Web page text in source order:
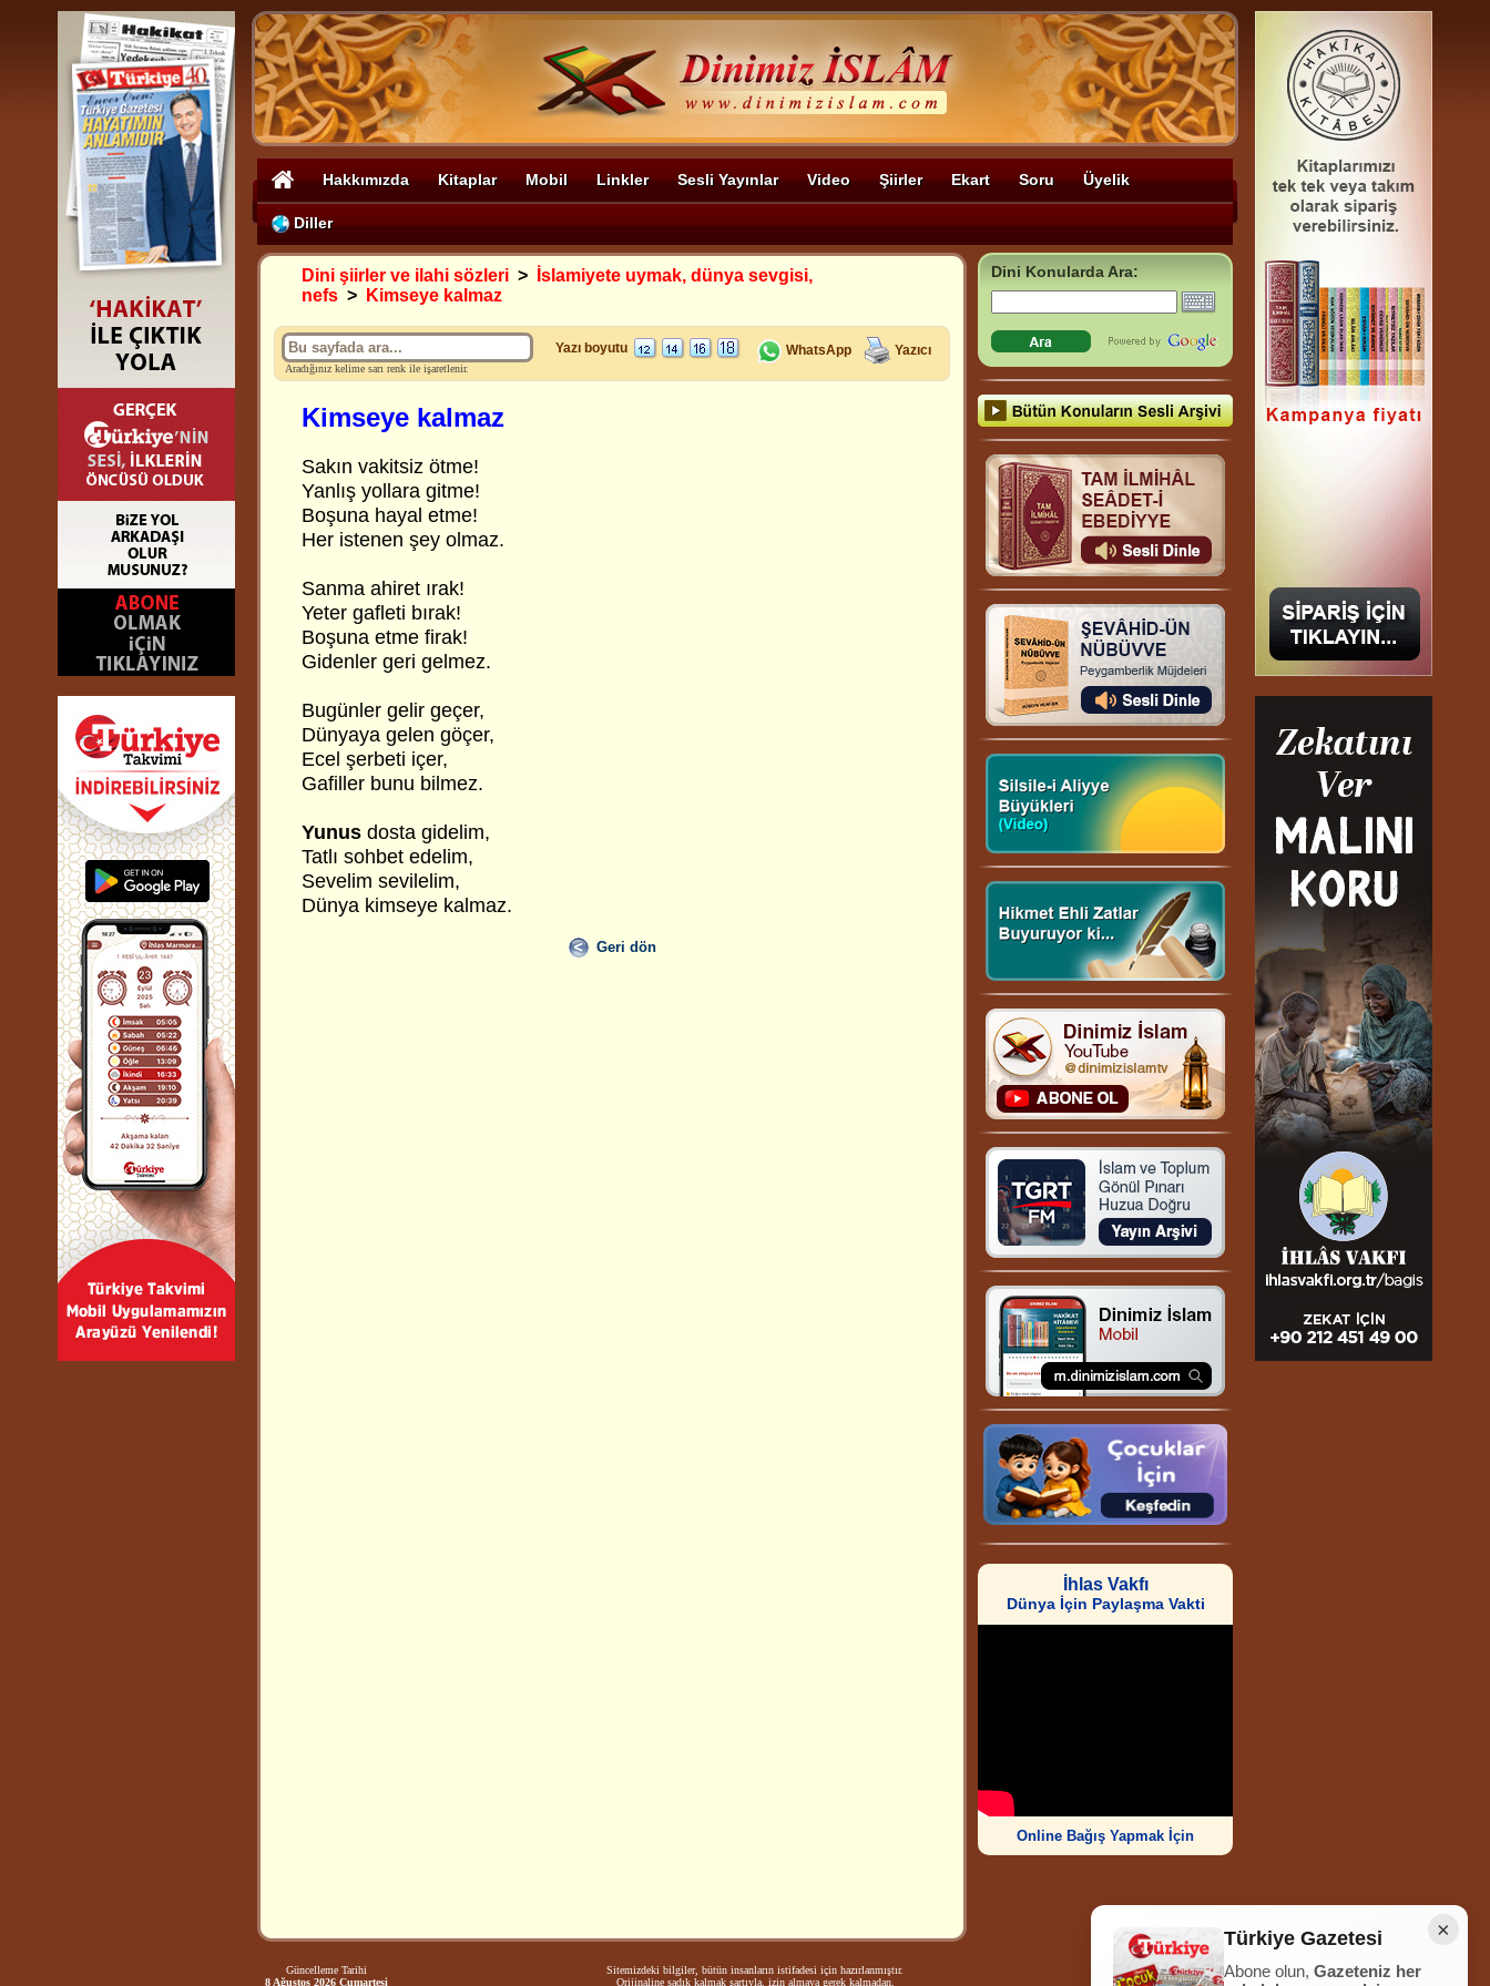
Hakkımızda Kitaplar Mobil Linkler Sesli Yayınlar Video Şiirler Ekart Soru Üyelik
Diller
Dini şiirler ve ilahi sözleri >
İslamiyete uymak, dünya sevgisi,
nefs > Kimseye kalmaz
Aradığınız kelime sarı renk ile işaretlenir.
Yazı boyutu WhatsApp Yazıcı
Kimseye kalmaz
Sakın vakitsiz ötme!
Yanlış yollara gitme!
Boşuna hayal etme!
Her istenen şey olmaz.
Sanma ahiret ırak!
Yeter gafleti bırak!
Boşuna etme firak!
Gidenler geri gelmez.
Bugünler gelir geçer,
Dünyaya gelen göçer,
Ecel şerbeti içer,
Gafiller bunu bilmez.
Yunus dosta gidelim,
Tatlı sohbet edelim,
Sevelim sevilelim,
Dünya kimseye kalmaz.
Geri dön
Dini Konularda Ara:
İhlas Vakfı
Dünya İçin Paylaşma Vakti
Online Bağış Yapmak İçin
Güncelleme Tarihi
8 Ağustos 2026 Cumartesi
Sitemizdeki bilgiler, bütün insanların istifadesi için hazırlanmıştır.
Orijinaline sadık kalmak şartıyla, izin almaya gerek kalmadan,
Ziyaretçi Sayısı
252.011.644
×
Türkiye Gazetesi
Abone olun, Gazeteniz her